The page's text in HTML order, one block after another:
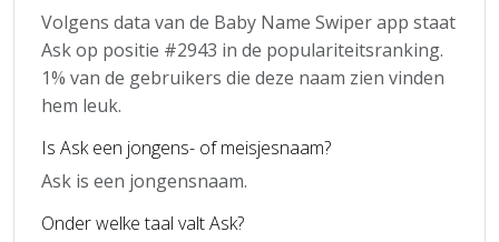
Volgens data van de Baby Name Swiper app staat
Ask op positie #2943 in de populariteitsranking.
1% van de gebruikers die deze naam zien vinden
hem leuk.
Is Ask een jongens- of meisjesnaam?
Ask is een jongensnaam.
Onder welke taal valt Ask?